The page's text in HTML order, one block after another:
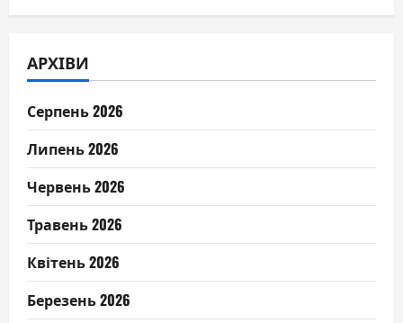
АРХІВИ
Серпень 2026
Липень 2026
Червень 2026
Травень 2026
Квітень 2026
Березень 2026